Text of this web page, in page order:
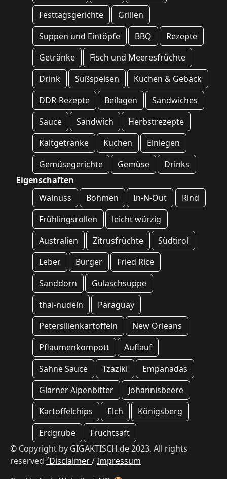
Festtagsgerichte
Grillen
Suppen und Eintöpfe
BBQ
Rezepte
Getränke
Fisch und Meeresfrüchte
Drink
Süßspeisen
Kuchen & Gebäck
DDR-Rezepte
Beilagen
Sandwiches
Sauce
Sandwich
Herbstrezepte
Kaltgetränke
Kuchen
Einlegen
Gemüsegerichte
Gemüse
Drinks
Eigenschaften
Walnuss
Böhmen In-N-Out
Rind
Frühlingsrollen
leicht würzig
Australien
Zitrusfrüchte
Südtirol
Leber
Burger
Fried Rice
Sanddorn
Gulaschsuppe
thai-nudeln
Paraguay
Petersilienkartoffeln
New Orleans
Pflaumenkompott
Auflauf
Sahne Sauce
Tzaziki
Empanadas
Glarner Alpenbitter
Johannisbeere
Kartoffelchips
Elch
Königsberg
Erdgrube
Fruchtsaft
© Copyright by GIGAKTISCH.de 2023, All rights
reserved ²Disclaimer/Impressum